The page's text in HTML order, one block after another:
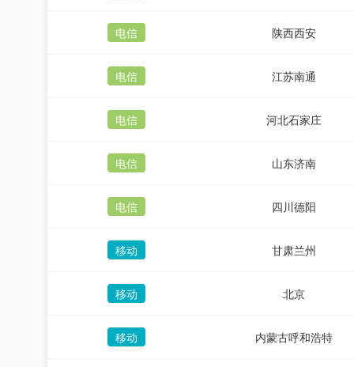
电信 陕西西安
电信 江苏南通
电信 河北石家庄
电信 山东济南
电信 四川德阳
移动 甘肃兰州
移动 北京
移动 内蒙古呼和浩特